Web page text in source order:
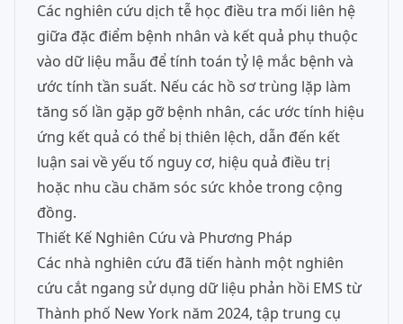
Các nghiên cứu dịch tễ học điều tra mối liên hệ
giữa đặc điểm bệnh nhân và kết quả phụ thuộc
vào dữ liệu mẫu để tính toán tỷ lệ mắc bệnh và
ước tính tần suất. Nếu các hồ sơ trùng lặp làm
tăng số lần gặp gỡ bệnh nhân, các ước tính hiệu
ứng kết quả có thể bị thiên lệch, dẫn đến kết
luận sai về yếu tố nguy cơ, hiệu quả điều trị
hoặc nhu cầu chăm sóc sức khỏe trong cộng
đồng.
Thiết Kế Nghiên Cứu và Phương Pháp
Các nhà nghiên cứu đã tiến hành một nghiên
cứu cắt ngang sử dụng dữ liệu phản hồi EMS từ
Thành phố New York năm 2024, tập trung cụ